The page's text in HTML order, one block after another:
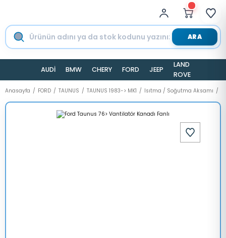
ARA
AUDİ BMW CHERY FORD JEEP
LAND
ROVER
Anasayfa FORD TAUNUS TAUNUS 1983-> MK1 Isıtma / Soğutma Aksamı